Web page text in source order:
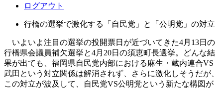
ログアウト
行橋の選挙で激化する「自民党」と「公明党」の対立
いよいよ注目の選挙の投開票日が近づいてきた4月13日の
行橋県会議員補欠選挙と4月20日の須恵町長選挙。どんな結
果が出ても、福岡県自民党内部における麻生・蔵内連合VS
武田という対立関係は解消されず、さらに激化しそうだが、
この対立が波及して、自民党VS公明党という新たな構図が